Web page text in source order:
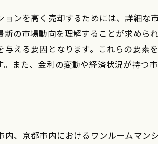
企業との連携による地域密着型の販売促
源を活用したプロモーション
ポーツ愛好者向けの特化した広告
覧でのプライベートツアー開催
文化的背景を活用してワンルームマン
近隣情報を活かした販売戦略
自の文化体験を提供する内覧会
ンを高く売却するためには、詳細な
の市場動向を理解することが求めら
える要因となります。これらの要素
また、金利の変動や経済状況が持つ
、京都市内におけるワンルームマン